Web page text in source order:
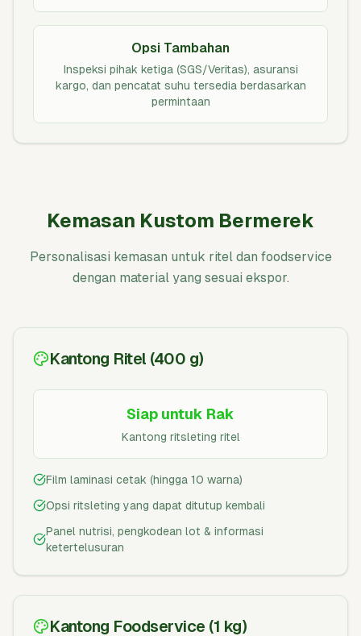
Opsi Tambahan
Inspeksi pihak ketiga (SGS/Veritas), asuransi
kargo, dan pencatat suhu tersedia berdasarkan
permintaan
Kemasan Kustom Bermerek
Personalisasi kemasan untuk ritel dan foodservice
dengan material yang sesuai ekspor.
Kantong Ritel (400 g)
Siap untuk Rak
Kantong ritsleting ritel
Film laminasi cetak (hingga 10 warna)
Opsi ritsleting yang dapat ditutup kembali
Panel nutrisi, pengkodean lot & informasi
ketertelusuran
Kantong Foodservice (1 kg)